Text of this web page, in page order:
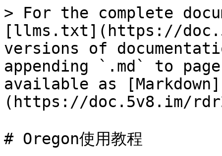
> For the complete
[llms.txt](https://
versions of
appending `.md` to
available as [Markdown]
(https://doc.5v8.im/
# Oregon使用教程